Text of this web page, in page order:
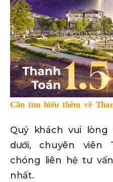
Cần tìm hiểu thêm về
Quý khách vui
dưới, chuyên viên
chóng liên hệ tư
nhất.